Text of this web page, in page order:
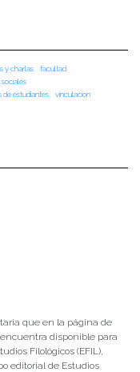
y charlas
facultad
sociales
de estudiantes
vinculacion
que en la página de
disponible para
Filológicos (EFIL),
editorial de Estudios